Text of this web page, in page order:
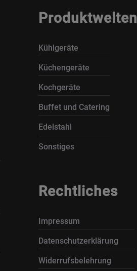
Produktwelten
Kühlgeräte
Küchengeräte
Kochgeräte
Buffet und Catering
Edelstahl
Sonstiges
Rechtliches
Impressum
Datenschutzerklärung
Widerrufsbelehrung